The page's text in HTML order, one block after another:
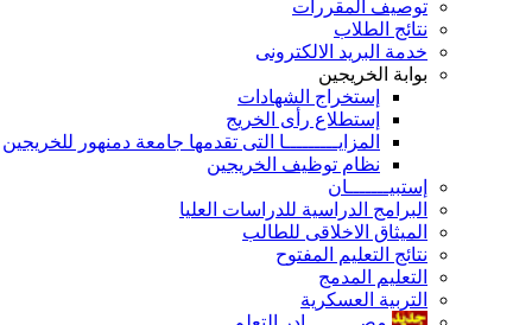
توصيف المقررات
نتائج الطلاب
خدمة البريد الالكترونى
بوابة الخريجين
إستخراج الشهادات
إستطلاع رأى الخريج
المزايـــــــــا التى تقدمها جامعة دمنهور للخريجين
نظام توظيف الخريجين
إستبيـــــــان
البرامج الدراسية للدراسات العليا
الميثاق الاخلاقى للطالب
نتائج التعليم المفتوح
التعليم المدمج
التربية العسكرية